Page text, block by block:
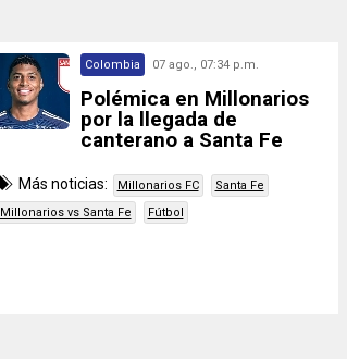
Colombia 07 ago., 07:34 p.m.
Polémica en Millonarios
por la llegada de
canterano a Santa Fe
Más noticias: Millonarios FC
Santa Fe
Millonarios vs Santa Fe
Fútbol